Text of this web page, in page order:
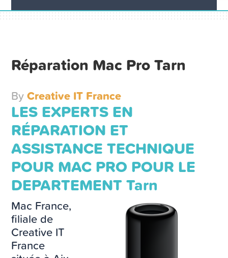
Réparation Mac Pro Tarn
ByCreative IT France
LES EXPERTS EN
RÉPARATION ET
ASSISTANCE TECHNIQUE
POUR MAC PRO POUR LE
DEPARTEMENT Tarn
Mac France,
filiale de
Creative IT
France